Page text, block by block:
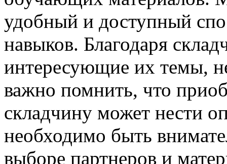
удобный и доступный
навыков. Благодаря
интересующие их темы,
важно помнить, что
складчину может нести
необходимо быть
выборе партнеров и